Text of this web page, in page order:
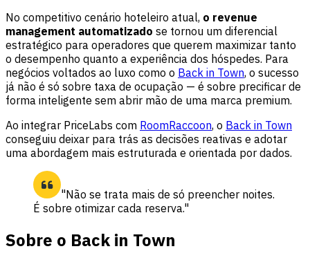
No competitivo cenário hoteleiro atual, o revenue
management automatizado se tornou um diferencial
estratégico para operadores que querem maximizar tanto
o desempenho quanto a experiência dos hóspedes. Para
negócios voltados ao luxo como o Back in Town, o sucesso
já não é só sobre taxa de ocupação — é sobre precificar de
forma inteligente sem abrir mão de uma marca premium.
Ao integrar PriceLabs com RoomRaccoon, o Back in Town
conseguiu deixar para trás as decisões reativas e adotar
uma abordagem mais estruturada e orientada por dados.
"Não se trata mais de só preencher noites.
É sobre otimizar cada reserva."
Sobre o Back in Town